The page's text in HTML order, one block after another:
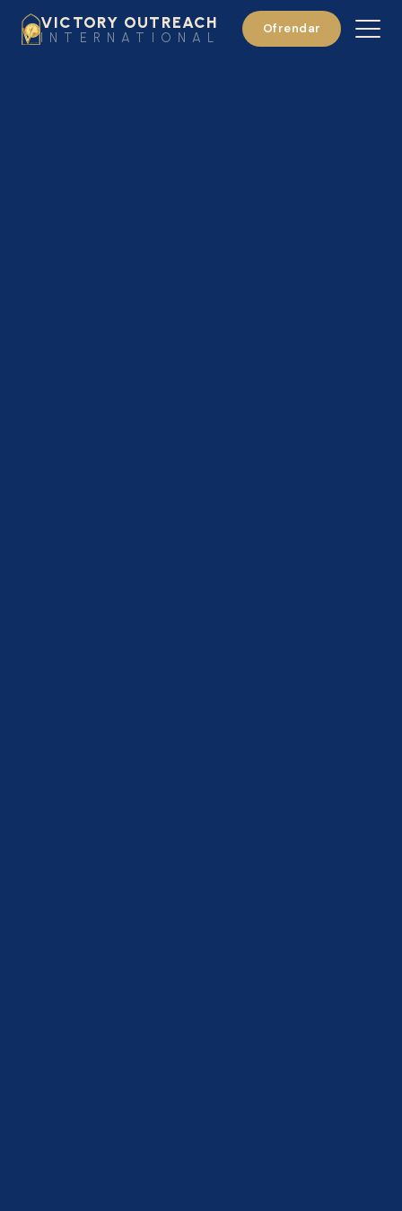
VICTORY OUTREACH
INTERNATIONAL
Ofrendar